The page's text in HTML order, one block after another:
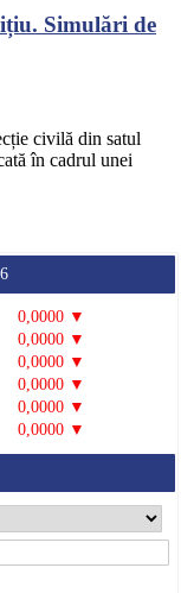
Simulări de
civilă din satul
în cadrul unei
0,0000 ▼
0,0000 ▼
0,0000 ▼
0,0000 ▼
0,0000 ▼
0,0000 ▼